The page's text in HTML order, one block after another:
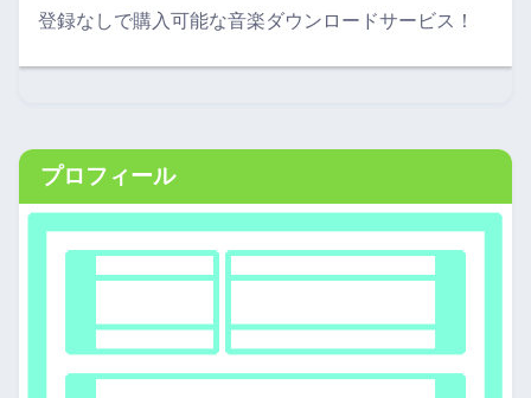
登録なしで購入可能な音楽ダウンロードサービス！
プロフィール